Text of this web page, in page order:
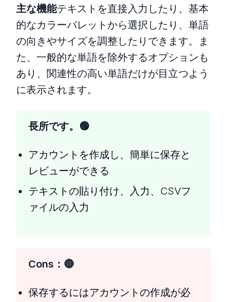
主な機能テキストを直接入力したり、基本
的なカラーパレットから選択したり、単語
の向きやサイズを調整したりできます。ま
た、一般的な単語を除外するオプションも
あり、関連性の高い単語だけが目立つよう
に表示されます。
長所です。
アカウントを作成し、簡単に保存と
レビューができる
テキストの貼り付け、入力、CSVフ
ァイルの入力
Cons：
保存するにはアカウントの作成が必